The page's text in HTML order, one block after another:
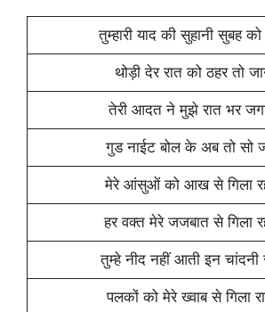
तुम्हारी याद की सुहानी सुबह
थोड़ी देर रात को ठहर तो
तेरी आदत ने मुझे रात भर
गुड नाईट बोल के अब तो सो
मेरे आंसुओं को आख से गिला
हर वक्त मेरे जजबात से गिला
तुम्हे नीद नहीं आती इन चांदनी
पलकों को मेरे ख्वाब से गिला